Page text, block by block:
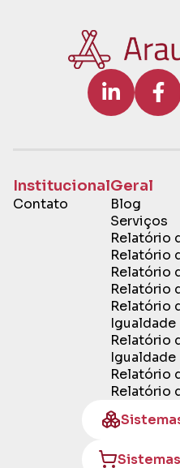
Institucional
Contato
Geral
Blog
Serviços
Relatório
Relatório
Relatório
Relatório
Relatório
Igualdade
Relatório
Igualdade
Relatório
Relatório